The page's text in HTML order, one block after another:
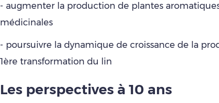
- augmenter la production de plantes
médicinales
- poursuivre la dynamique de croissance de la
1ère transformation du lin
Les perspectives à 10 ans